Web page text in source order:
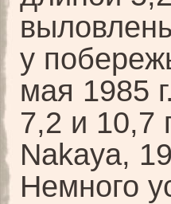
у
мая 1985
7,2 и 10,7
Nakaya,
Немного